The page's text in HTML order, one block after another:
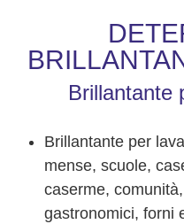
Brillantante
Brillantante per
mense, scuole,
caserme,
gastronomici, forni